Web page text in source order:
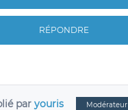
RÉPONDRE
par youris Modérateur